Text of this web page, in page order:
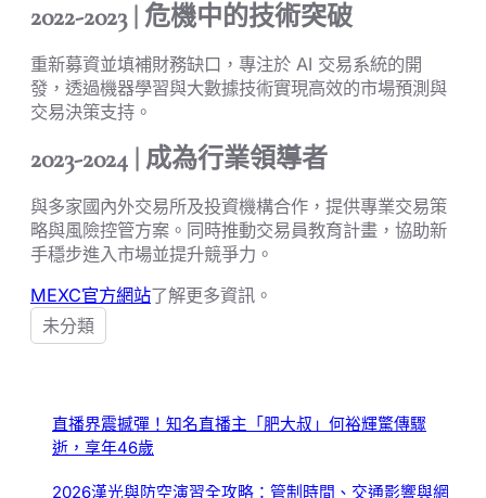
2022-2023 | 危機中的技術突破
重新募資並填補財務缺口，專注於 AI 交易系統的開
發，透過機器學習與大數據技術實現高效的市場預測與
交易決策支持。
2023-2024 | 成為行業領導者
與多家國內外交易所及投資機構合作，提供專業交易策
略與風險控管方案。同時推動交易員教育計畫，協助新
手穩步進入市場並提升競爭力。
MEXC官方網站了解更多資訊。
未分類
直播界震撼彈！知名直播主「肥大叔」何裕輝驚傳驟
逝，享年46歲
2026漢光與防空演習全攻略：管制時間、交通影響與網